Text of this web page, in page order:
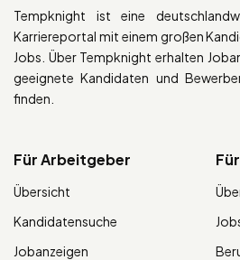
Tempknight ist eine
Karriereportal mit einem großen
Jobs. Über Tempknight erhalten
geeignete Kandidaten und
finden.
Für Arbeitgeber
Übersicht
Kandidatensuche
Jobanzeigen